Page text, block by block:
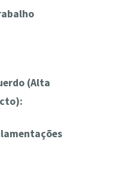
(Alta